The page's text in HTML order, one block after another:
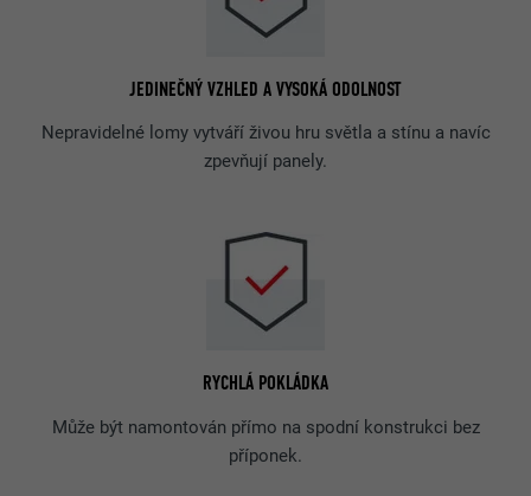
JEDINEČNÝ VZHLED A VYSOKÁ ODOLNOST
Nepravidelné lomy vytváří živou hru světla a stínu a navíc
zpevňují panely.
RYCHLÁ POKLÁDKA
Může být namontován přímo na spodní konstrukci bez
příponek.